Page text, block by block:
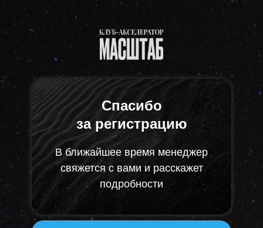
В ближайшее время менеджер
свяжется с вами и расскажет
подробности
Спасибо
за регистрацию